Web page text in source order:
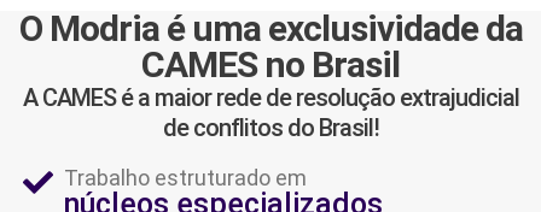
O Modria é uma exclusividade da
CAMES no Brasil
A CAMES é a maior rede de resolução extrajudicial
de conflitos do Brasil!
Trabalho estruturado em
núcleos especializados